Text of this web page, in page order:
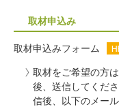
取材申込み
取材申込みフォーム
取材をご希望の方
後、送信してくだ
信後、以下のメー